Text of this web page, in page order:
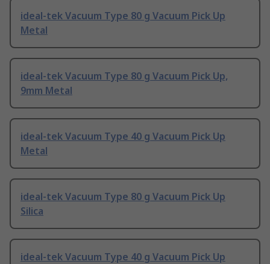
ideal-tek Vacuum Type 80 g Vacuum Pick Up
Metal
ideal-tek Vacuum Type 80 g Vacuum Pick Up,
9mm Metal
ideal-tek Vacuum Type 40 g Vacuum Pick Up
Metal
ideal-tek Vacuum Type 80 g Vacuum Pick Up
Silica
ideal-tek Vacuum Type 40 g Vacuum Pick Up